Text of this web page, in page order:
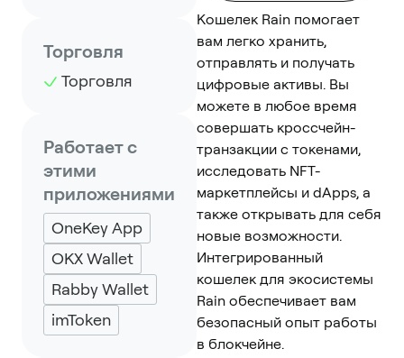
Торговля
Торговля
Работает с
этими
приложениями
OneKey App
OKX Wallet
Rabby Wallet
imToken
Кошелек Rain помогает
вам легко хранить,
отправлять и получать
цифровые активы. Вы
можете в любое время
совершать кроссчейн-
транзакции с токенами,
исследовать NFT-
маркетплейсы и dApps, а
также открывать для себя
новые возможности.
Интегрированный
кошелек для экосистемы
Rain обеспечивает вам
безопасный опыт работы
в блокчейне.